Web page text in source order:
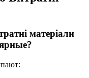
матеріали